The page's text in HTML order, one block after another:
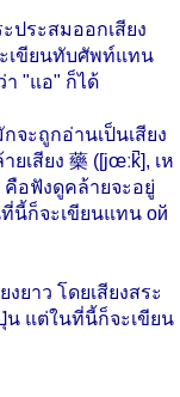
ประสมออกเสียง
เขียนทับศัพท์แทน
า "แอ" ก็ได้
จะถูกอ่านเป็นเสียง
เสียง 藥 ([jœːk̚], เห
คือฟังดูคล้ายจะอยู่
นี้ก็จะเขียนแทน ой
ยาว โดยเสียงสระ
น แต่ในที่นี้ก็จะเขียน